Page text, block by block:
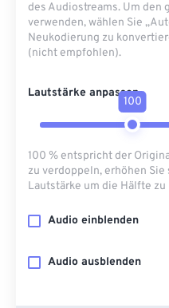
des Audiostreams. Um den
verwenden, wählen Sie
Neukodierung zu
(nicht empfohlen).
Lautstärke anpassen
100
100 % entspricht der
zu verdoppeln, erhöhen
Lautstärke um die Hälfte
Audio einblenden
Audio ausblenden